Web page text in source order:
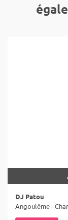
DJ Patou
Angoulême -